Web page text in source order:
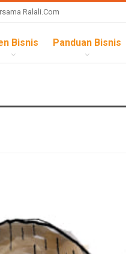
Ralali.com
Bisnis Panduan Bisnis